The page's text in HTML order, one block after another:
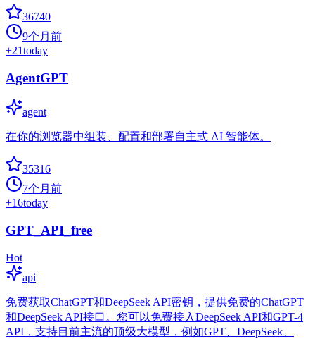
36740
9个月前
+21today
AgentGPT
agent
在你的浏览器中组装、配置和部署自主式 AI 智能体。
35316
7个月前
+16today
GPT_API_free
Hot
api
免费获取ChatGPT和DeepSeek API密钥，提供免费的ChatGPT
和DeepSeek API接口。您可以免费接入DeepSeek API和GPT-4
API，支持目前主流的顶级大模型，例如GPT、DeepSeek、